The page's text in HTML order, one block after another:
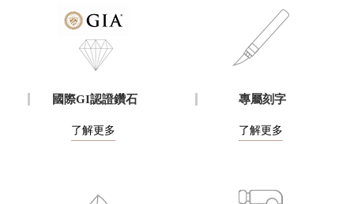
國際GI認證鑽石
了解更多
專屬刻字
了解更多